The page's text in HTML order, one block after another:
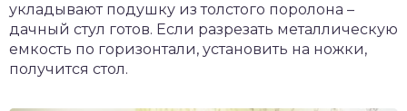
укладывают подушку из толстого поролона –
дачный стул готов. Если разрезать металлическую
емкость по горизонтали, установить на ножки,
получится стол.